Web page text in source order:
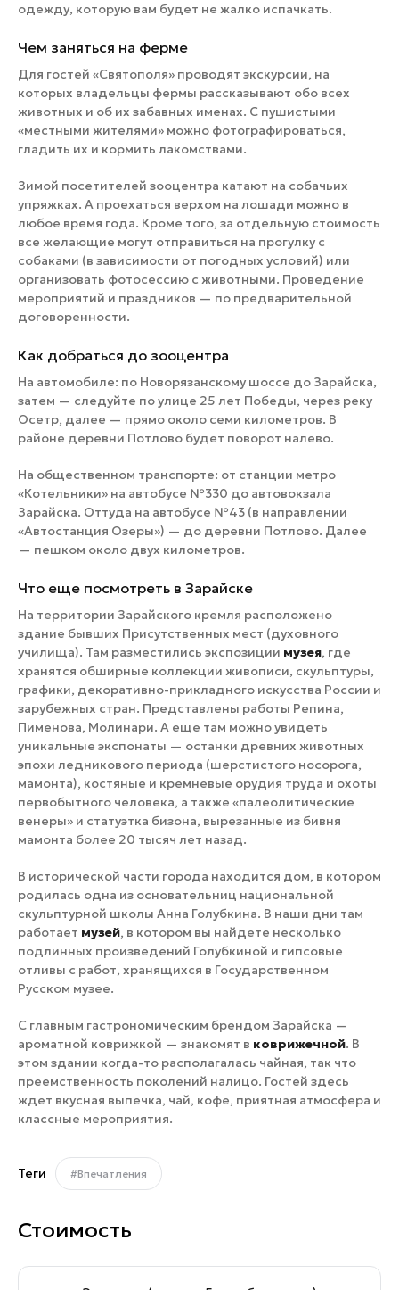
одежду, которую вам будет не жалко испачкать.
Чем заняться на ферме
Для гостей «Святополя» проводят экскурсии, на
которых владельцы фермы рассказывают обо всех
животных и об их забавных именах. С пушистыми
«местными жителями» можно фотографироваться,
гладить их и кормить лакомствами.
Зимой посетителей зооцентра катают на собачьих
упряжках. А проехаться верхом на лошади можно в
любое время года. Кроме того, за отдельную стоимость
все желающие могут отправиться на прогулку с
собаками (в зависимости от погодных условий) или
организовать фотосессию с животными. Проведение
мероприятий и праздников — по предварительной
договоренности.
Как добраться до зооцентра
На автомобиле: по Новорязанскому шоссе до Зарайска,
затем — следуйте по улице 25 лет Победы, через реку
Осетр, далее — прямо около семи километров. В
районе деревни Потлово будет поворот налево.
На общественном транспорте: от станции метро
«Котельники» на автобусе №330 до автовокзала
Зарайска. Оттуда на автобусе №43 (в направлении
«Автостанция Озеры») — до деревни Потлово. Далее
— пешком около двух километров.
Что еще посмотреть в Зарайске
На территории Зарайского кремля расположено
здание бывших Присутственных мест (духовного
училища). Там разместились экспозиции музея, где
хранятся обширные коллекции живописи, скульптуры,
графики, декоративно-прикладного искусства России и
зарубежных стран. Представлены работы Репина,
Пименова, Молинари. А еще там можно увидеть
уникальные экспонаты — останки древних животных
эпохи ледникового периода (шерстистого носорога,
мамонта), костяные и кремневые орудия труда и охоты
первобытного человека, а также «палеолитические
венеры» и статуэтка бизона, вырезанные из бивня
мамонта более 20 тысяч лет назад.
В исторической части города находится дом, в котором
родилась одна из основательниц национальной
скульптурной школы Анна Голубкина. В наши дни там
работает музей, в котором вы найдете несколько
подлинных произведений Голубкиной и гипсовые
отливы с работ, хранящихся в Государственном
Русском музее.
С главным гастрономическим брендом Зарайска —
ароматной коврижкой — знакомят в коврижечной. В
этом здании когда-то располагалась чайная, так что
преемственность поколений налицо. Гостей здесь
ждет вкусная выпечка, чай, кофе, приятная атмосфера и
классные мероприятия.
Теги #Впечатления
Стоимость